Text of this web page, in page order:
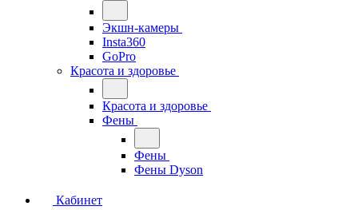
Экшн-камеры
Insta360
GoPro
Красота и здоровье
Красота и здоровье
Фены
Фены
Фены Dyson
Кабинет